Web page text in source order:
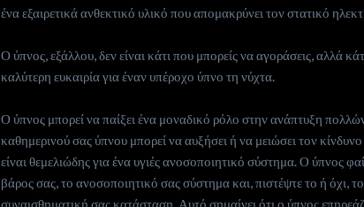
ένα εξαιρετικά ανθεκτικό υλικό που απομακρύνει τον στατικό
Ο ύπνος, εξάλλου, δεν είναι κάτι που μπορείς να αγοράσεις, αλλά
καλύτερη ευκαιρία για έναν υπέροχο ύπνο τη νύχτα.
Ο ύπνος μπορεί να παίξει ένα μοναδικό ρόλο στην ανάπτυξη
καθημερινού σας ύπνου μπορεί να αυξήσει ή να μειώσει τον
είναι θεμελιώδης για ένα υγιές ανοσοποιητικό σύστημα. Ο ύπνος
βάρος σας, το ανοσοποιητικό σας σύστημα και, πιστέψτε το ή όχι,
συναισθηματική σας κατάσταση. Αυτό σημαίνει ότι ο ύπνος